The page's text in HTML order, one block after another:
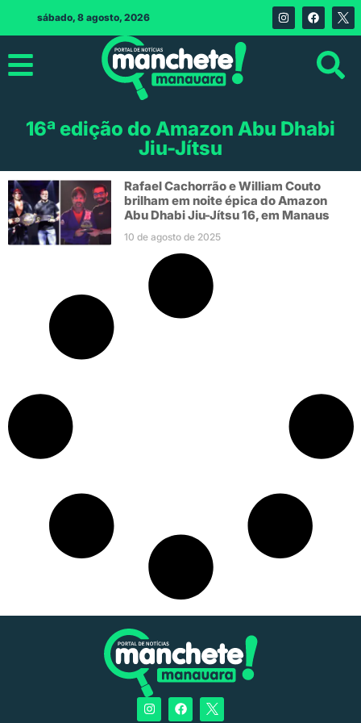
sábado, 8 agosto, 2026
16ª edição do Amazon Abu Dhabi
Jiu-Jítsu
Rafael Cachorrão e William Couto
brilham em noite épica do Amazon
Abu Dhabi Jiu-Jítsu 16, em Manaus
10 de agosto de 2025